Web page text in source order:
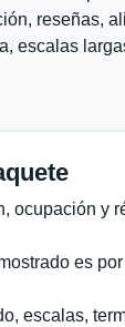
reseñas,
escalas
ocupación y
es
escalas,